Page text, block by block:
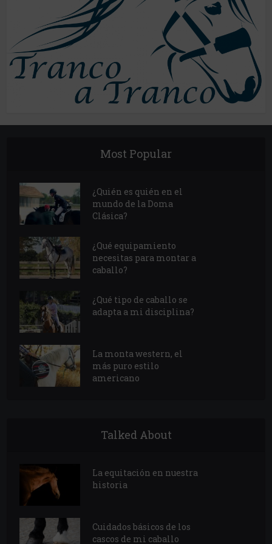
Most Popular
¿Quién es quién en el
mundo de la Doma
Clásica?
¿Qué equipamiento
necesitas para montar a
caballo?
¿Qué tipo de caballo se
adapta a mi disciplina?
La monta western, el
más puro estilo
americano
Talked About
La equitación en nuestra
historia
Cuidados básicos de los
cascos de mi caballo